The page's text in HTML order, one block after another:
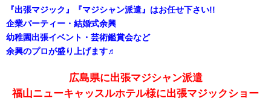
『出張マジック』『マジシャン派遣』はお任せ下さい!!
企業パーティー・結婚式余興
幼稚園出張イベント・芸術鑑賞会など
余興のプロが盛り上げます♬
広島県に出張マジシャン派遣
福山ニューキャッスルホテル様に出張マジックショー